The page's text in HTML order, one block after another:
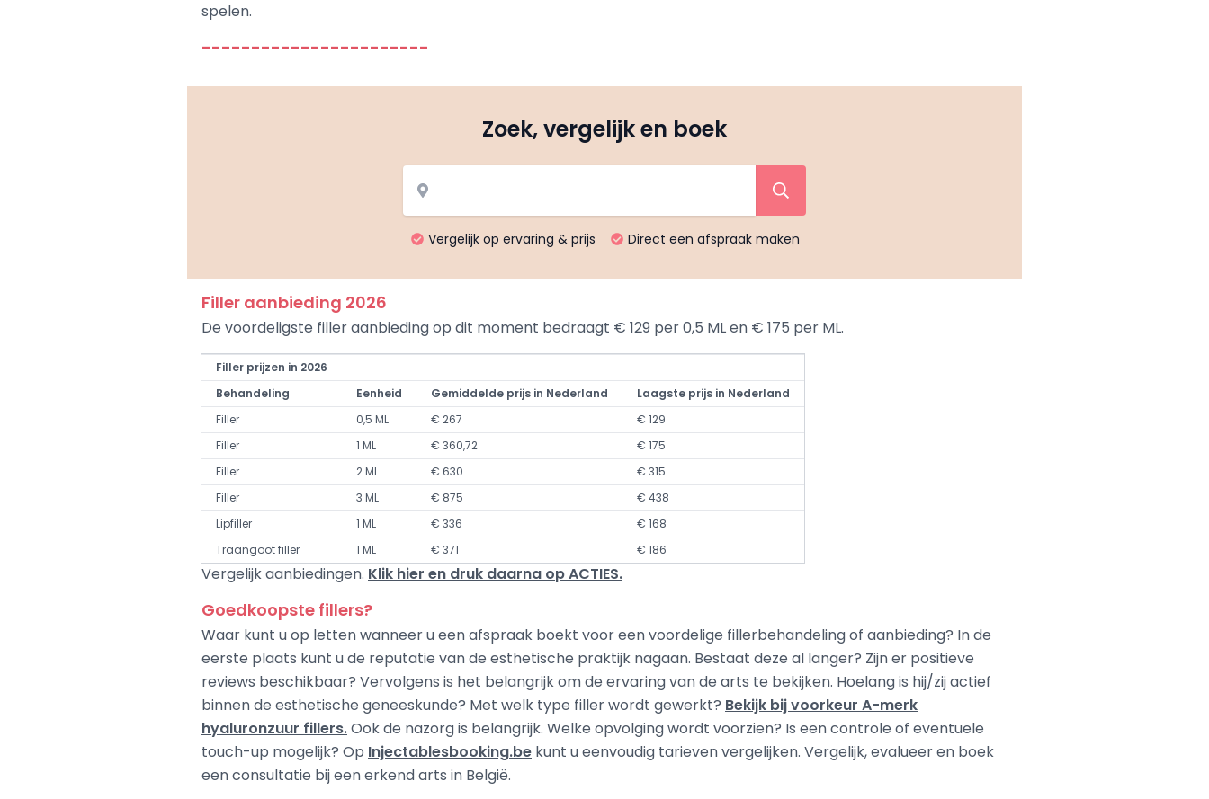
spelen.
-----------------------
Zoek, vergelijk en boek
Vergelijk op ervaring & prijs Direct een afspraak maken
Filler aanbieding 2026
De voordeligste filler aanbieding op dit moment bedraagt € 129 per 0,5 ML en € 175 per ML.
Filler prijzen in 2026
Behandeling
Eenheid Gemiddelde prijs in Nederland
Laagste prijs in Nederland
Filler
0,5 ML € 267
€ 129
Filler
1 ML € 360,72
€ 175
Filler
2 ML € 630
€ 315
Filler
3 ML € 875
€ 438
Lipfiller
1 ML € 336
€ 168
Traangoot filler
1 ML € 371 € 186
Vergelijk aanbiedingen. Klik hier en druk daarna op ACTIES.
Goedkoopste fillers?
Waar kunt u op letten wanneer u een afspraak boekt voor een voordelige fillerbehandeling of aanbieding? In de
eerste plaats kunt u de reputatie van de esthetische praktijk nagaan. Bestaat deze al langer? Zijn er positieve
reviews beschikbaar? Vervolgens is het belangrijk om de ervaring van de arts te bekijken. Hoelang is hij/zij actief
binnen de esthetische geneeskunde? Met welk type filler wordt gewerkt? Bekijk bij voorkeur A-merk
hyaluronzuur fillers.Ook de nazorg is belangrijk. Welke opvolging wordt voorzien? Is een controle of eventuele
touch-up mogelijk? Op Injectablesbooking.be kunt u eenvoudig tarieven vergelijken. Vergelijk, evalueer en boek
een consultatie bij een erkend arts in België.